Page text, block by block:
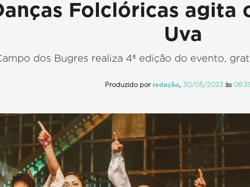
Folclóricas agita
Uva
dos Bugres realiza 4ª edição do evento,
Produzido por redação, 30/05/2023às